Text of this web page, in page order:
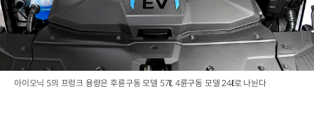
아이오닉 5의 프렁크 용량은 후륜구동 모델 57ℓ, 4륜구동 모델 24ℓ로 나뉜다